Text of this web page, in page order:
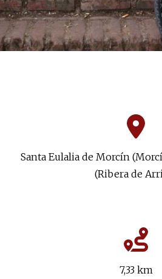
Santa Eulalia de Morcín
(Ribera de
7,33 km